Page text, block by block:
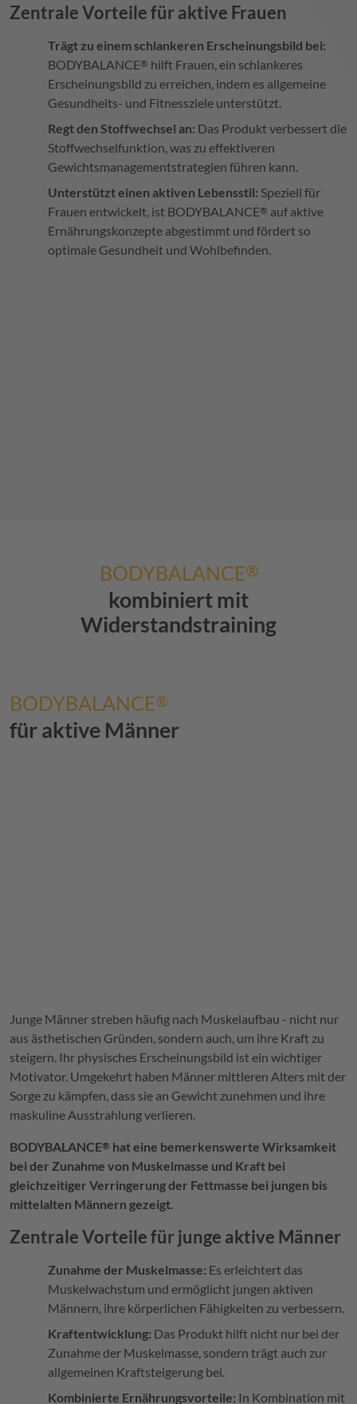
Zentrale Vorteile für aktive Frauen
Trägt zu einem schlankeren Erscheinungsbild bei:
BODYBALANCE® hilft Frauen, ein schlankeres
Erscheinungsbild zu erreichen, indem es allgemeine
Gesundheits- und Fitnessziele unterstützt.
Regt den Stoffwechsel an: Das Produkt verbessert die
Stoffwechselfunktion, was zu effektiveren
Gewichtsmanagementstrategien führen kann.
Unterstützt einen aktiven Lebensstil: Speziell für
Frauen entwickelt, ist BODYBALANCE® auf aktive
Ernährungskonzepte abgestimmt und fördert so
optimale Gesundheit und Wohlbefinden.
BODYBALANCE®
kombiniert mit
Widerstandstraining
BODYBALANCE®
für aktive Männer
Junge Männer streben häufig nach Muskelaufbau - nicht nur
aus ästhetischen Gründen, sondern auch, um ihre Kraft zu
steigern. Ihr physisches Erscheinungsbild ist ein wichtiger
Motivator. Umgekehrt haben Männer mittleren Alters mit der
Sorge zu kämpfen, dass sie an Gewicht zunehmen und ihre
maskuline Ausstrahlung verlieren.
BODYBALANCE® hat eine bemerkenswerte Wirksamkeit
bei der Zunahme von Muskelmasse und Kraft bei
gleichzeitiger Verringerung der Fettmasse bei jungen bis
mittelalten Männern gezeigt.
Zentrale Vorteile für junge aktive Männer
Zunahme der Muskelmasse: Es erleichtert das
Muskelwachstum und ermöglicht jungen aktiven
Männern, ihre körperlichen Fähigkeiten zu verbessern.
Kraftentwicklung: Das Produkt hilft nicht nur bei der
Zunahme der Muskelmasse, sondern trägt auch zur
allgemeinen Kraftsteigerung bei.
Kombinierte Ernährungsvorteile: In Kombination mit